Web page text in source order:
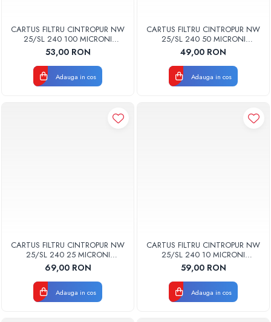
CARTUS FILTRU CINTROPUR NW
25/SL 240 100 MICRONI
MANSOANE FILTRARE SET 5BUC
53,00 RON
Adauga in cos
CARTUS FILTRU CINTROPUR NW
25/SL 240 50 MICRONI
MANSOANE FILTRARE SET 5BUC
49,00 RON
Adauga in cos
CARTUS FILTRU CINTROPUR NW
25/SL 240 25 MICRONI
MANSOANE FILTRARE SET 5BUC
69,00 RON
Adauga in cos
CARTUS FILTRU CINTROPUR NW
25/SL 240 10 MICRONI
MANSOANE FILTRARE SET 5BUC
59,00 RON
Adauga in cos